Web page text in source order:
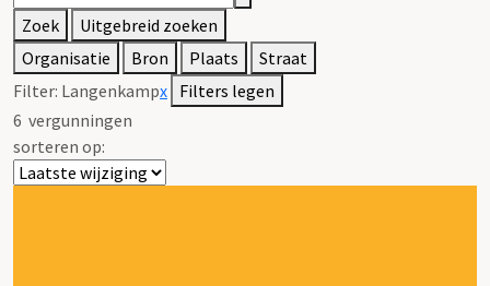
Zoek
Uitgebreid zoeken
Organisatie
Bron Plaats
Straat
Filter: Langenkampx Filters legen
6 vergunningen
sorteren op: